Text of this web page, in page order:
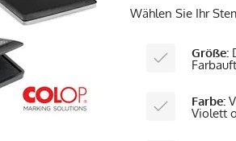
Wählen Sie Ihr
Größe:
Farbe:
Violett